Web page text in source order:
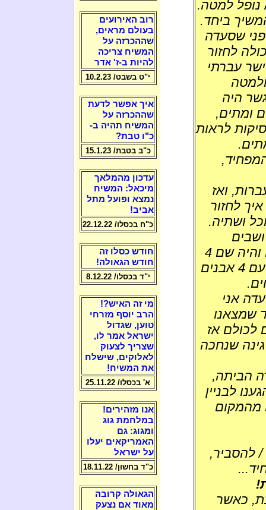
נופל למטה.
ביחד.
שסעדה
לחזור
עברתי
היה
ומתים,
לראות
ואז
לחזור
ושתיה.
שיושבים
עליהם, ועוד אבן אחת גדולה שאוכלים עליה והיה שם 4
תפוחים, והיו עוד כמה מקומות כאלה בדיוק עם 4 אבנים
אני
שמצאנו
לכולם אז
שנחכה
הביתה,
לבניין
מהמקום
להסביר,
כאשר
רוב האירועים
בעולם מראים,
שההכרזה על
המשיח צריכה
להיות ב-ז' אדר
י"ט בשבט/ 10.2.23
איך אפשר לדעת
שההכרזה על
המשיח תהיה ב-
כ"ו טבת?
כ"ב בטבת/ 15.1.23
עדכון מהמלאך
מיכאל: המשיח
נמצא ופועל מתל
אביב!
כ"ח בכסלו/ 22.12.22
חודש כסלו זה
חודש הגאולה!
י"ד בכסלו/ 8.12.22
מי זה האיש?!
הרב יוסף מזרחי
טוען, שגדול
ישראל אמר לו,
שצריך לצעוק
לאלוקים, שישלח
את המשיח!
א' בכסלו/ 25.11.22
אנו מזהירים!
במלחמת גוג
ומגוג: גם
האמריקאים יעלו
על ישראל
כ"ד בחשון/ 18.11.22
הגאולה קרובה
מאוד אם נצעק